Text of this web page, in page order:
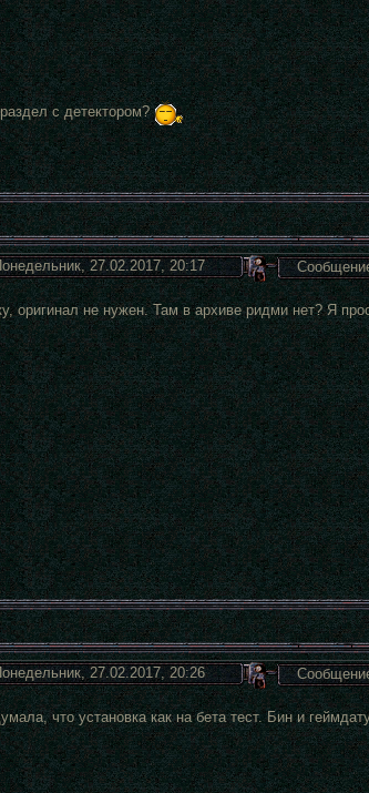
с детектором?
27.02.2017, 20:17
оригинал не нужен. Там в архиве ридми нет? Я
27.02.2017, 20:26
что установка как на бета тест. Бин и